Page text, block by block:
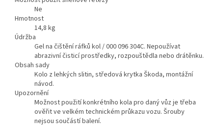
Ne
Hmotnost
14,8 kg
Údržba
Gel na čištění ráfků kol / 000 096 304C. Nepoužívat
abrazivní čisticí prostředky, rozpouštědla nebo drátěnku.
Obsah sady
Kolo z lehkých slitin, středová krytka Škoda, montážní
návod.
Upozornění
Možnost použití konkrétního kola pro daný vůz je třeba
ověřit ve velkém technickém průkazu vozu. Šrouby
nejsou součástí balení.